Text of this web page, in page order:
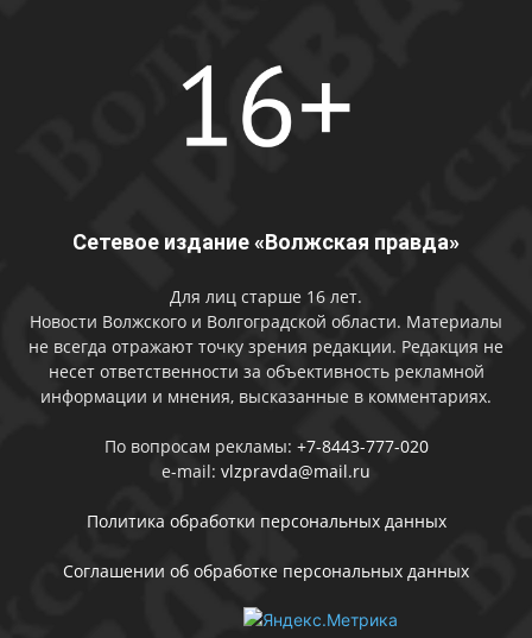
Сетевое издание «Волжская правда»
Для лиц старше 16 лет.
Новости Волжского и Волгоградской области. Материалы
не всегда отражают точку зрения редакции. Редакция не
несет ответственности за объективность рекламной
информации и мнения, высказанные в комментариях.
По вопросам рекламы: +7-8443-777-020
e-mail: vlzpravda@mail.ru
Политика обработки персональных данных
Соглашении об обработке персональных данных